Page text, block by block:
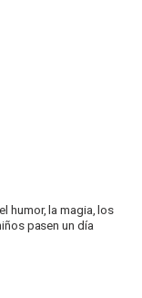
humor, la magia, los
pasen un día